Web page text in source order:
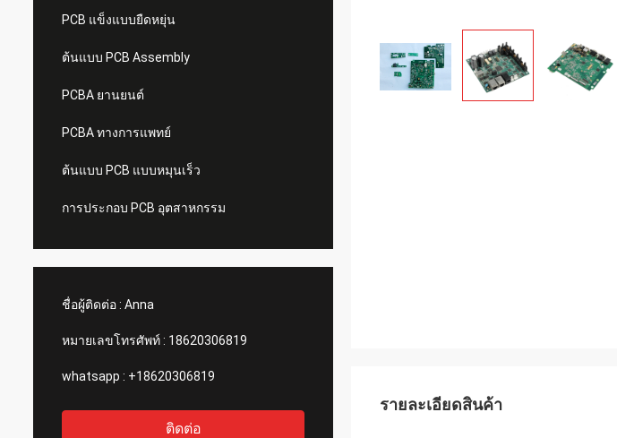
PCB แข็งแบบยืดหยุ่น
ต้นแบบ PCB Assembly
PCBA ยานยนต์
PCBA ทางการแพทย์
ต้นแบบ PCB แบบหมุนเร็ว
การประกอบ PCB อุตสาหกรรม
ชื่อผู้ติดต่อ : Anna
หมายเลขโทรศัพท์ : 18620306819
whatsapp : +18620306819
ติดต่อ
รายละเอียดสินค้า